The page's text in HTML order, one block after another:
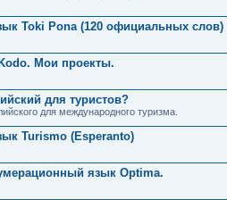
Toki Pona (120 официальных слов)
Мои проекты.
для туристов?
для международного туризма.
Turismo (Esperanto)
язык Optima.